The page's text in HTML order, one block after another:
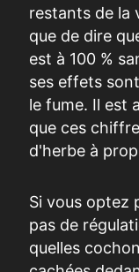
restants de la
que de dire
est à 100 %
ses effets
le fume. Il est
que ces
d'herbe à
Si vous optez
pas de
quelles